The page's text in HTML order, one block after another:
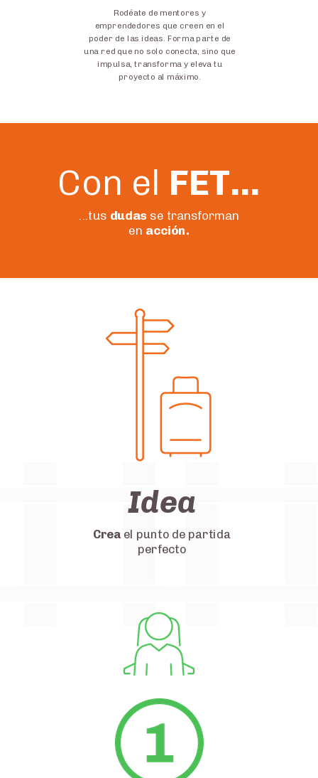
Con el FET...
Idea
Crea el punto de partida
perfecto
...tus dudas se transforman
en acción.
Rodéate de mentores y
emprendedores que creen en el
poder de las ideas. Forma parte de
una red que no solo conecta, sino que
impulsa, transforma y eleva tu
proyecto al máximo.